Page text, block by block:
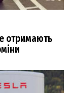
отримають